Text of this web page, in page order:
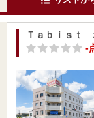
Ｔａｂｉｓｔ
-